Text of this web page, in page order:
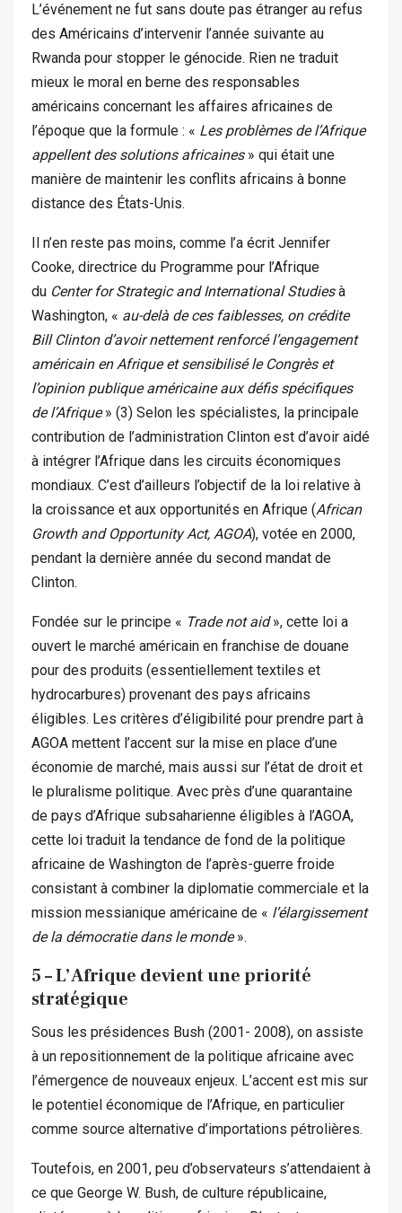
L’événement ne fut sans doute pas étranger au refus
des Américains d’intervenir l’année suivante au
Rwanda pour stopper le génocide. Rien ne traduit
mieux le moral en berne des responsables
américains concernant les affaires africaines de
l’époque que la formule : « Les problèmes de l’Afrique
appellent des solutions africaines» qui était une
manière de maintenir les conflits africains à bonne
distance des États-Unis.
Il n’en reste pas moins, comme l’a écrit Jennifer
Cooke, directrice du Programme pour l’Afrique
du Center for Strategic and International Studiesà
Washington, « au-delà de ces faiblesses, on crédite
Bill Clinton d’avoir nettement renforcé l’engagement
américain en Afrique et sensibilisé le Congrès et
l’opinion publique américaine aux défis spécifiques
de l’Afrique» (3) Selon les spécialistes, la principale
contribution de l’administration Clinton est d’avoir aidé
à intégrer l’Afrique dans les circuits économiques
mondiaux. C’est d’ailleurs l’objectif de la loi relative à
la croissance et aux opportunités en Afrique (African
Growth and Opportunity Act, AGOA), votée en 2000,
pendant la dernière année du second mandat de
Clinton.
Fondée sur le principe « Trade not aid», cette loi a
ouvert le marché américain en franchise de douane
pour des produits (essentiellement textiles et
hydrocarbures) provenant des pays africains
éligibles. Les critères d’éligibilité pour prendre part à
AGOA mettent l’accent sur la mise en place d’une
économie de marché, mais aussi sur l’état de droit et
le pluralisme politique. Avec près d’une quarantaine
de pays d’Afrique subsaharienne éligibles à l’AGOA,
cette loi traduit la tendance de fond de la politique
africaine de Washington de l’après-guerre froide
consistant à combiner la diplomatie commerciale et la
mission messianique américaine de « l’élargissement
de la démocratie dans le monde».
5 – L’Afrique devient une priorité
stratégique
Sous les présidences Bush (2001- 2008), on assiste
à un repositionnement de la politique africaine avec
l’émergence de nouveaux enjeux. L’accent est mis sur
le potentiel économique de l’Afrique, en particulier
comme source alternative d’importations pétrolières.
Toutefois, en 2001, peu d’observateurs s’attendaient à
ce que George W. Bush, de culture républicaine,